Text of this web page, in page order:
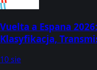
Vuelta a Espana
Klasyfikacja,
10 sie